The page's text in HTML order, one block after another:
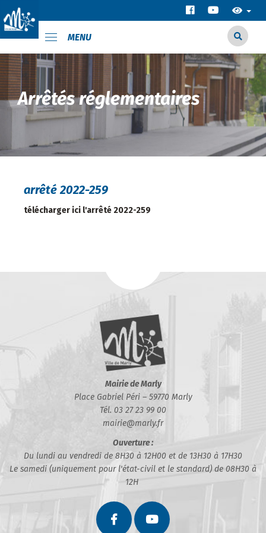
MENU
Arrêtés réglementaires
arrêté 2022-259
télécharger ici l'arrêté 2022-259
Mairie de Marly
Place Gabriel Péri – 59770 Marly
Tél. 03 27 23 99 00
mairie@marly.fr
Ouverture :
Du lundi au vendredi de 8H30 à 12H00 et de 13H30 à 17H30
Le samedi (uniquement pour l'état-civil et le standard) de 08H30 à
12H